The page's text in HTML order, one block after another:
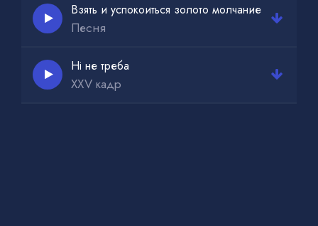
Взять и успокоиться золото молчание
Песня
Ні не треба
XXV кадр